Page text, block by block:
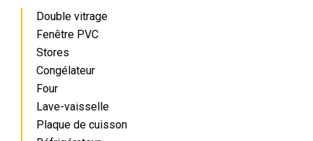
Double vitrage
Fenêtre PVC
Stores
Congélateur
Four
Lave-vaisselle
Plaque de cuisson